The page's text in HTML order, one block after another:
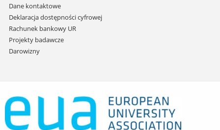
Dane kontaktowe
Deklaracja dostępności cyfrowej
Rachunek bankowy UR
Projekty badawcze
Darowizny